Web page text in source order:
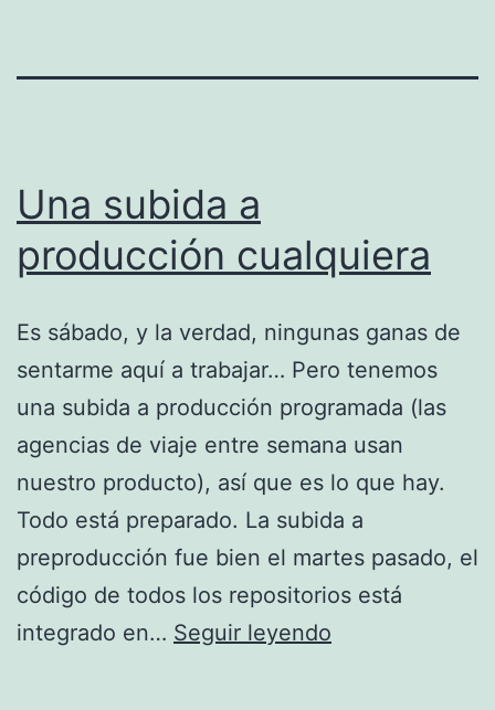
Una subida a
producción cualquiera
Es sábado, y la verdad, ningunas ganas de
sentarme aquí a trabajar… Pero tenemos
una subida a producción programada (las
agencias de viaje entre semana usan
nuestro producto), así que es lo que hay.
Todo está preparado. La subida a
preproducción fue bien el martes pasado, el
código de todos los repositorios está
integrado en… Seguir leyendo